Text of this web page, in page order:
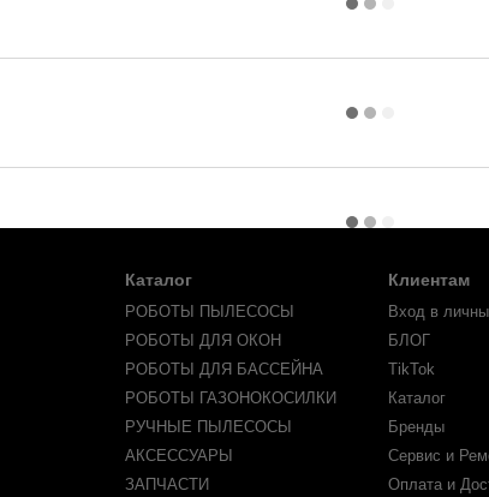
Каталог
РОБОТЫ ПЫЛЕСОСЫ
РОБОТЫ ДЛЯ ОКОН
РОБОТЫ ДЛЯ БАССЕЙНА
РОБОТЫ ГАЗОНОКОСИЛКИ
РУЧНЫЕ ПЫЛЕСОСЫ
АКСЕССУАРЫ
ЗАПЧАСТИ
Клиентам
Вход в
БЛОГ
TikTok
Каталог
Бренды
Сервис и
Оплата и